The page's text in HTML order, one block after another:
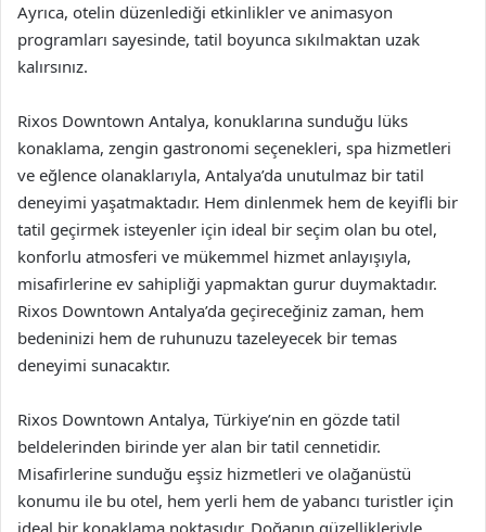
Ayrıca, otelin düzenlediği etkinlikler ve animasyon
programları sayesinde, tatil boyunca sıkılmaktan uzak
kalırsınız.
Rixos Downtown Antalya, konuklarına sunduğu lüks
konaklama, zengin gastronomi seçenekleri, spa hizmetleri
ve eğlence olanaklarıyla, Antalya’da unutulmaz bir tatil
deneyimi yaşatmaktadır. Hem dinlenmek hem de keyifli bir
tatil geçirmek isteyenler için ideal bir seçim olan bu otel,
konforlu atmosferi ve mükemmel hizmet anlayışıyla,
misafirlerine ev sahipliği yapmaktan gurur duymaktadır.
Rixos Downtown Antalya’da geçireceğiniz zaman, hem
bedeninizi hem de ruhunuzu tazeleyecek bir temas
deneyimi sunacaktır.
Rixos Downtown Antalya, Türkiye’nin en gözde tatil
beldelerinden birinde yer alan bir tatil cennetidir.
Misafirlerine sunduğu eşsiz hizmetleri ve olağanüstü
konumu ile bu otel, hem yerli hem de yabancı turistler için
ideal bir konaklama noktasıdır. Doğanın güzellikleriyle